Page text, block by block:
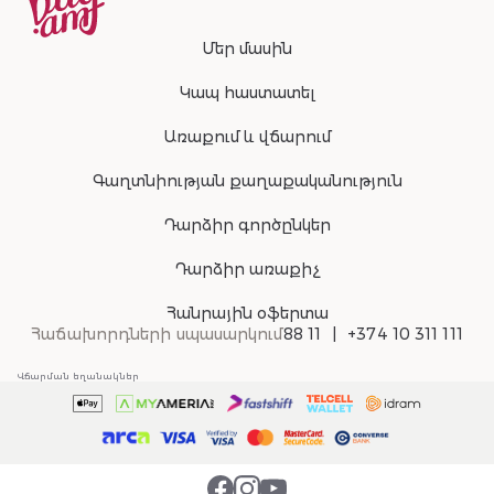
Մեր մասին
Կապ հաստատել
Առաքում և վճարում
Գաղտնիության քաղաքականություն
Դարձիր գործընկեր
Դարձիր առաքիչ
Հանրային օֆերտա
Հաճախորդների սպասարկում88 11 +374 10 311 111
Վճարման եղանակներ